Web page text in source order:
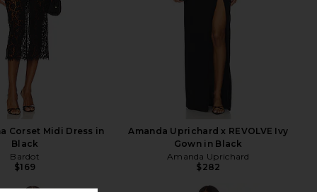
Corset Midi Dress in
Black
Bardot
$169
Amanda Uprichard x REVOLVE Ivy
Gown in Black
Amanda Uprichard
$282